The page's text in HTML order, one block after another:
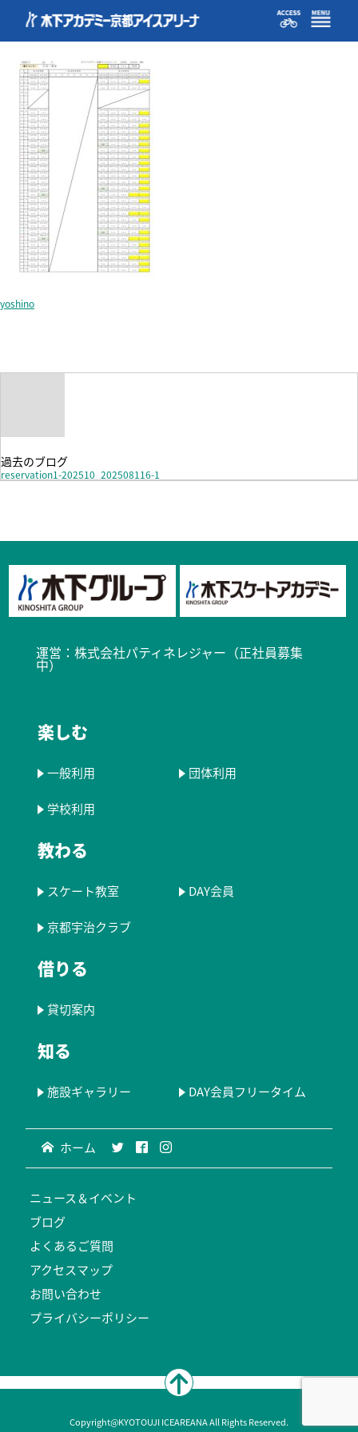
reservation1-202510_202508116-1
yoshino
過去のブログ
reservation1-202510_202508116-1
運営： 株式会社パティネレジャー（正社員募集
中）​
楽しむ
一般利用 団体利用
学校利用
教わる
スケート教室 DAY会員
京都宇治クラブ
借りる
貸切案内
知る
施設ギャラリー DAY会員フリータイム
ホーム
ニュース＆イベント
ブログ
よくあるご質問
アクセスマップ
お問い合わせ
プライバシーポリシー
Copyright@KYOTOUJI ICEAREANA All Rights Reserved.